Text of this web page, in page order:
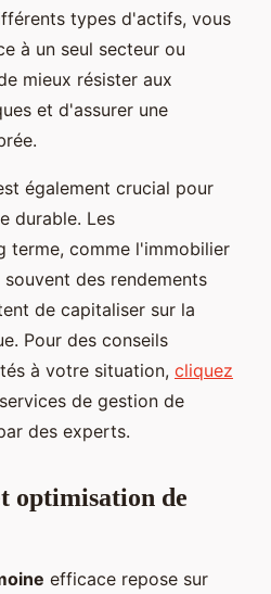
types d'actifs, vous
à un seul secteur ou
mieux résister aux
et d'assurer une
également crucial pour
durable. Les
terme, comme l'immobilier
des rendements
de capitaliser sur la
Pour des conseils
à votre situation, cliquez
de gestion de
des experts.
optimisation de
efficace repose sur